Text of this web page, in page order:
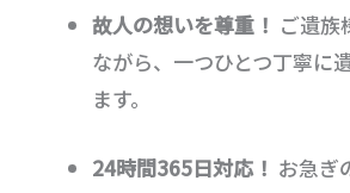
故人の想いを尊重！ ご遺族
ながら、一つひとつ丁寧に
ます。
24時間365日対応！ お急ぎ